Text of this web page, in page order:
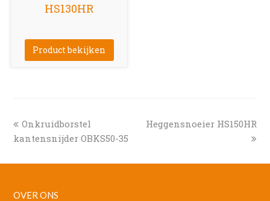
HS130HR
Product bekijken
previous
post:
Onkruidborstel
kantensnijder OBKS50-35
next
Heggensnoeier HS150HR
OVER ONS